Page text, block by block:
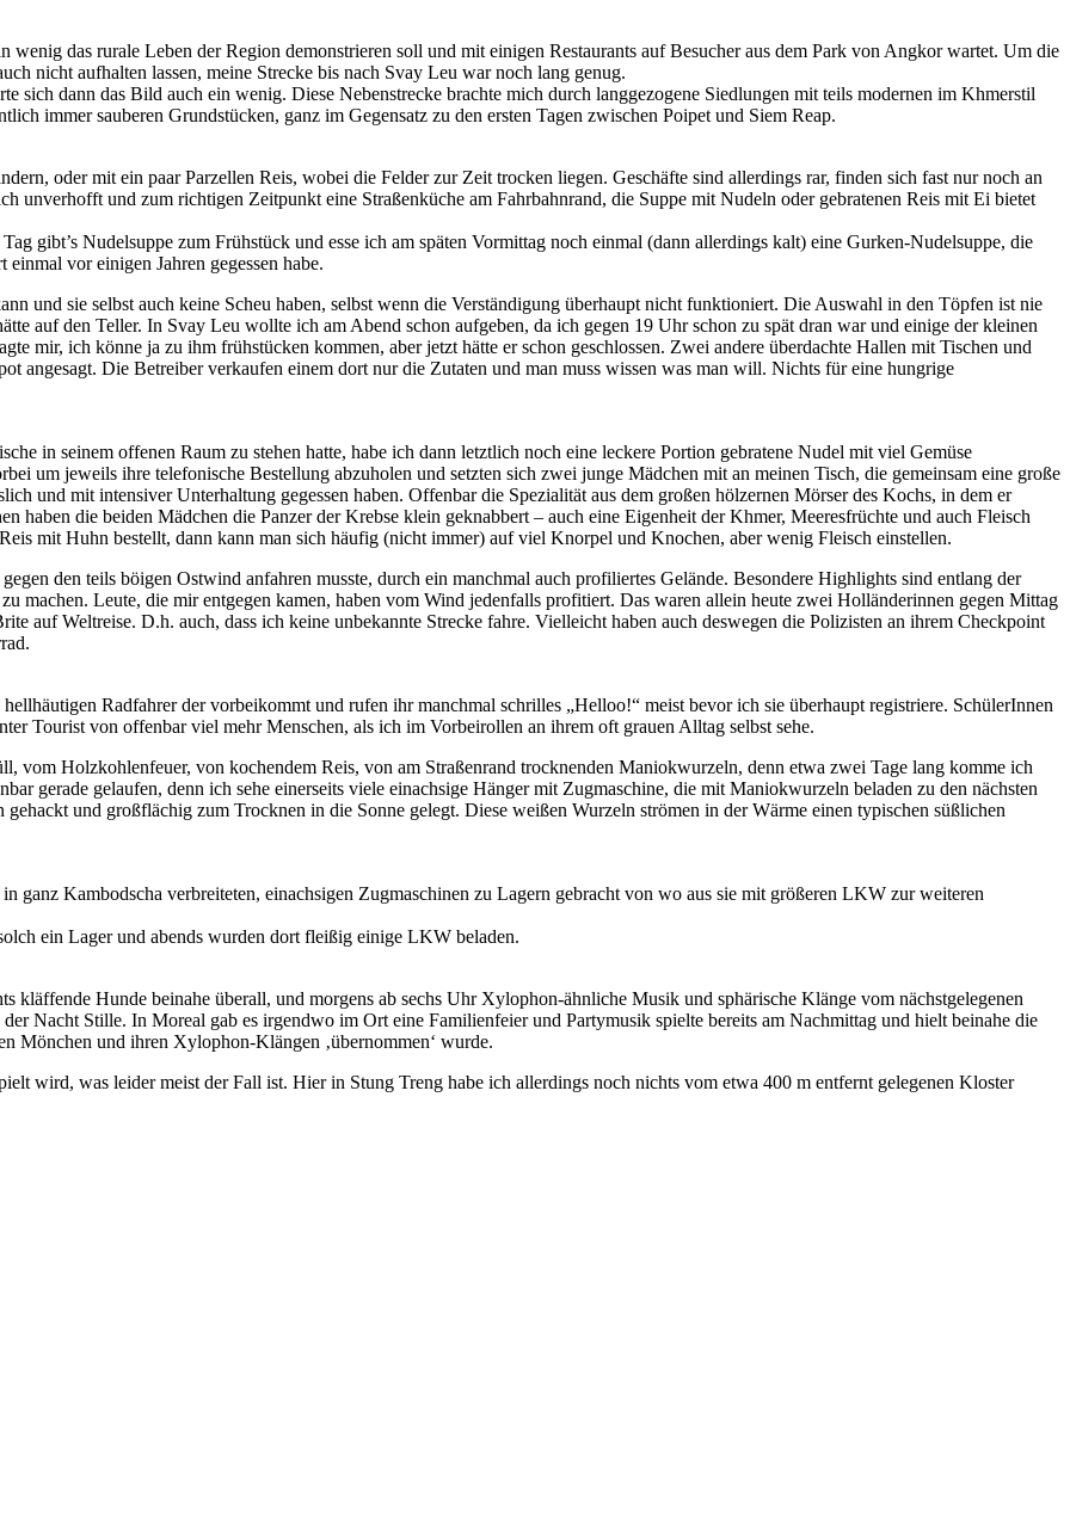
das rurale Leben der Region demonstrieren soll und mit einigen Restaurants auf Besucher aus dem Park von Angkor wartet. Um die
nicht aufhalten lassen, meine Strecke bis nach Svay Leu war noch lang genug.
sich dann das Bild auch ein wenig. Diese Nebenstrecke brachte mich durch langgezogene Siedlungen mit teils modernen im Khmerstil
immer sauberen Grundstücken, ganz im Gegensatz zu den ersten Tagen zwischen Poipet und Siem Reap.
oder mit ein paar Parzellen Reis, wobei die Felder zur Zeit trocken liegen. Geschäfte sind allerdings rar, finden sich fast nur noch an
unverhofft und zum richtigen Zeitpunkt eine Straßenküche am Fahrbahnrand, die Suppe mit Nudeln oder gebratenen Reis mit Ei bietet
gibt’s Nudelsuppe zum Frühstück und esse ich am späten Vormittag noch einmal (dann allerdings kalt) eine Gurken-Nudelsuppe, die
vor einigen Jahren gegessen habe.
und sie selbst auch keine Scheu haben, selbst wenn die Verständigung überhaupt nicht funktioniert. Die Auswahl in den Töpfen ist nie
auf den Teller. In Svay Leu wollte ich am Abend schon aufgeben, da ich gegen 19 Uhr schon zu spät dran war und einige der kleinen
mir, ich könne ja zu ihm frühstücken kommen, aber jetzt hätte er schon geschlossen. Zwei andere überdachte Hallen mit Tischen und
angesagt. Die Betreiber verkaufen einem dort nur die Zutaten und man muss wissen was man will. Nichts für eine hungrige
in seinem offenen Raum zu stehen hatte, habe ich dann letztlich noch eine leckere Portion gebratene Nudel mit viel Gemüse
um jeweils ihre telefonische Bestellung abzuholen und setzten sich zwei junge Mädchen mit an meinen Tisch, die gemeinsam eine große
und mit intensiver Unterhaltung gegessen haben. Offenbar die Spezialität aus dem großen hölzernen Mörser des Kochs, in dem er
haben die beiden Mädchen die Panzer der Krebse klein geknabbert – auch eine Eigenheit der Khmer, Meeresfrüchte und auch Fleisch
mit Huhn bestellt, dann kann man sich häufig (nicht immer) auf viel Knorpel und Knochen, aber wenig Fleisch einstellen.
den teils böigen Ostwind anfahren musste, durch ein manchmal auch profiliertes Gelände. Besondere Highlights sind entlang der
machen. Leute, die mir entgegen kamen, haben vom Wind jedenfalls profitiert. Das waren allein heute zwei Holländerinnen gegen Mittag
auf Weltreise. D.h. auch, dass ich keine unbekannte Strecke fahre. Vielleicht haben auch deswegen die Polizisten an ihrem Checkpoint
Radfahrer der vorbeikommt und rufen ihr manchmal schrilles „Helloo!“ meist bevor ich sie überhaupt registriere. SchülerInnen
Tourist von offenbar viel mehr Menschen, als ich im Vorbeirollen an ihrem oft grauen Alltag selbst sehe.
vom Holzkohlenfeuer, von kochendem Reis, von am Straßenrand trocknenden Maniokwurzeln, denn etwa zwei Tage lang komme ich
gerade gelaufen, denn ich sehe einerseits viele einachsige Hänger mit Zugmaschine, die mit Maniokwurzeln beladen zu den nächsten
und großflächig zum Trocknen in die Sonne gelegt. Diese weißen Wurzeln strömen in der Wärme einen typischen süßlichen
ganz Kambodscha verbreiteten, einachsigen Zugmaschinen zu Lagern gebracht von wo aus sie mit größeren LKW zur weiteren
ein Lager und abends wurden dort fleißig einige LKW beladen.
kläffende Hunde beinahe überall, und morgens ab sechs Uhr Xylophon-ähnliche Musik und sphärische Klänge vom nächstgelegenen
Nacht Stille. In Moreal gab es irgendwo im Ort eine Familienfeier und Partymusik spielte bereits am Nachmittag und hielt beinahe die
Mönchen und ihren Xylophon-Klängen ‚übernommen‘ wurde.
wird, was leider meist der Fall ist. Hier in Stung Treng habe ich allerdings noch nichts vom etwa 400 m entfernt gelegenen Kloster